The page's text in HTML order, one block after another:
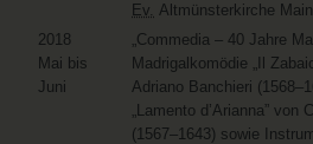
Ev. Altmünsterkirche
2018
Mai bis
Juni
„Commedia – 40 Jahre
Madrigalkomödie „Il
Adriano Banchieri
„Lamento d’Arianna” von
(1567–1643) sowie